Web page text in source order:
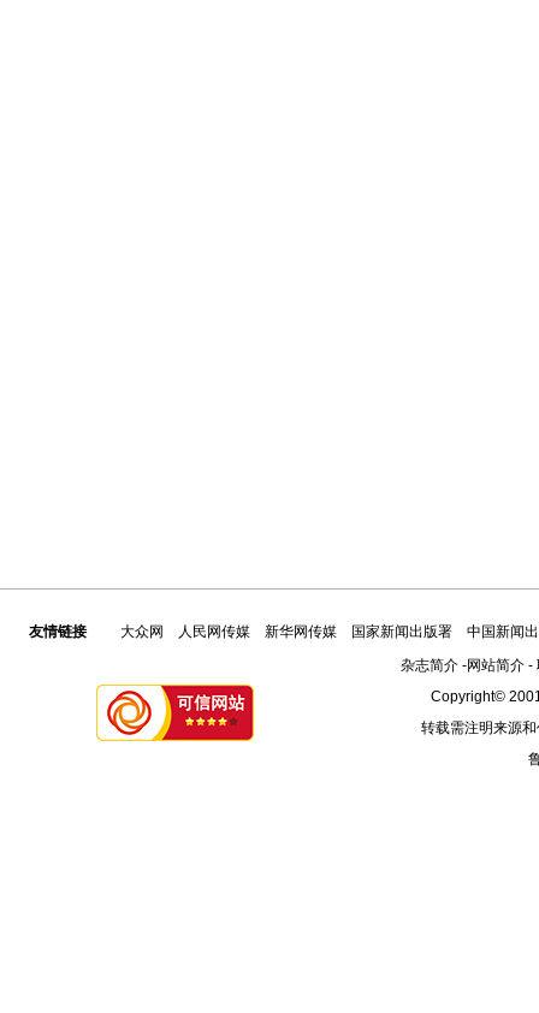
友情链接 大众网 人民网传媒 新华网传媒 国家新闻出版署
中国新闻
杂志简介-网站简介-
Copyright©
转载需注明来源